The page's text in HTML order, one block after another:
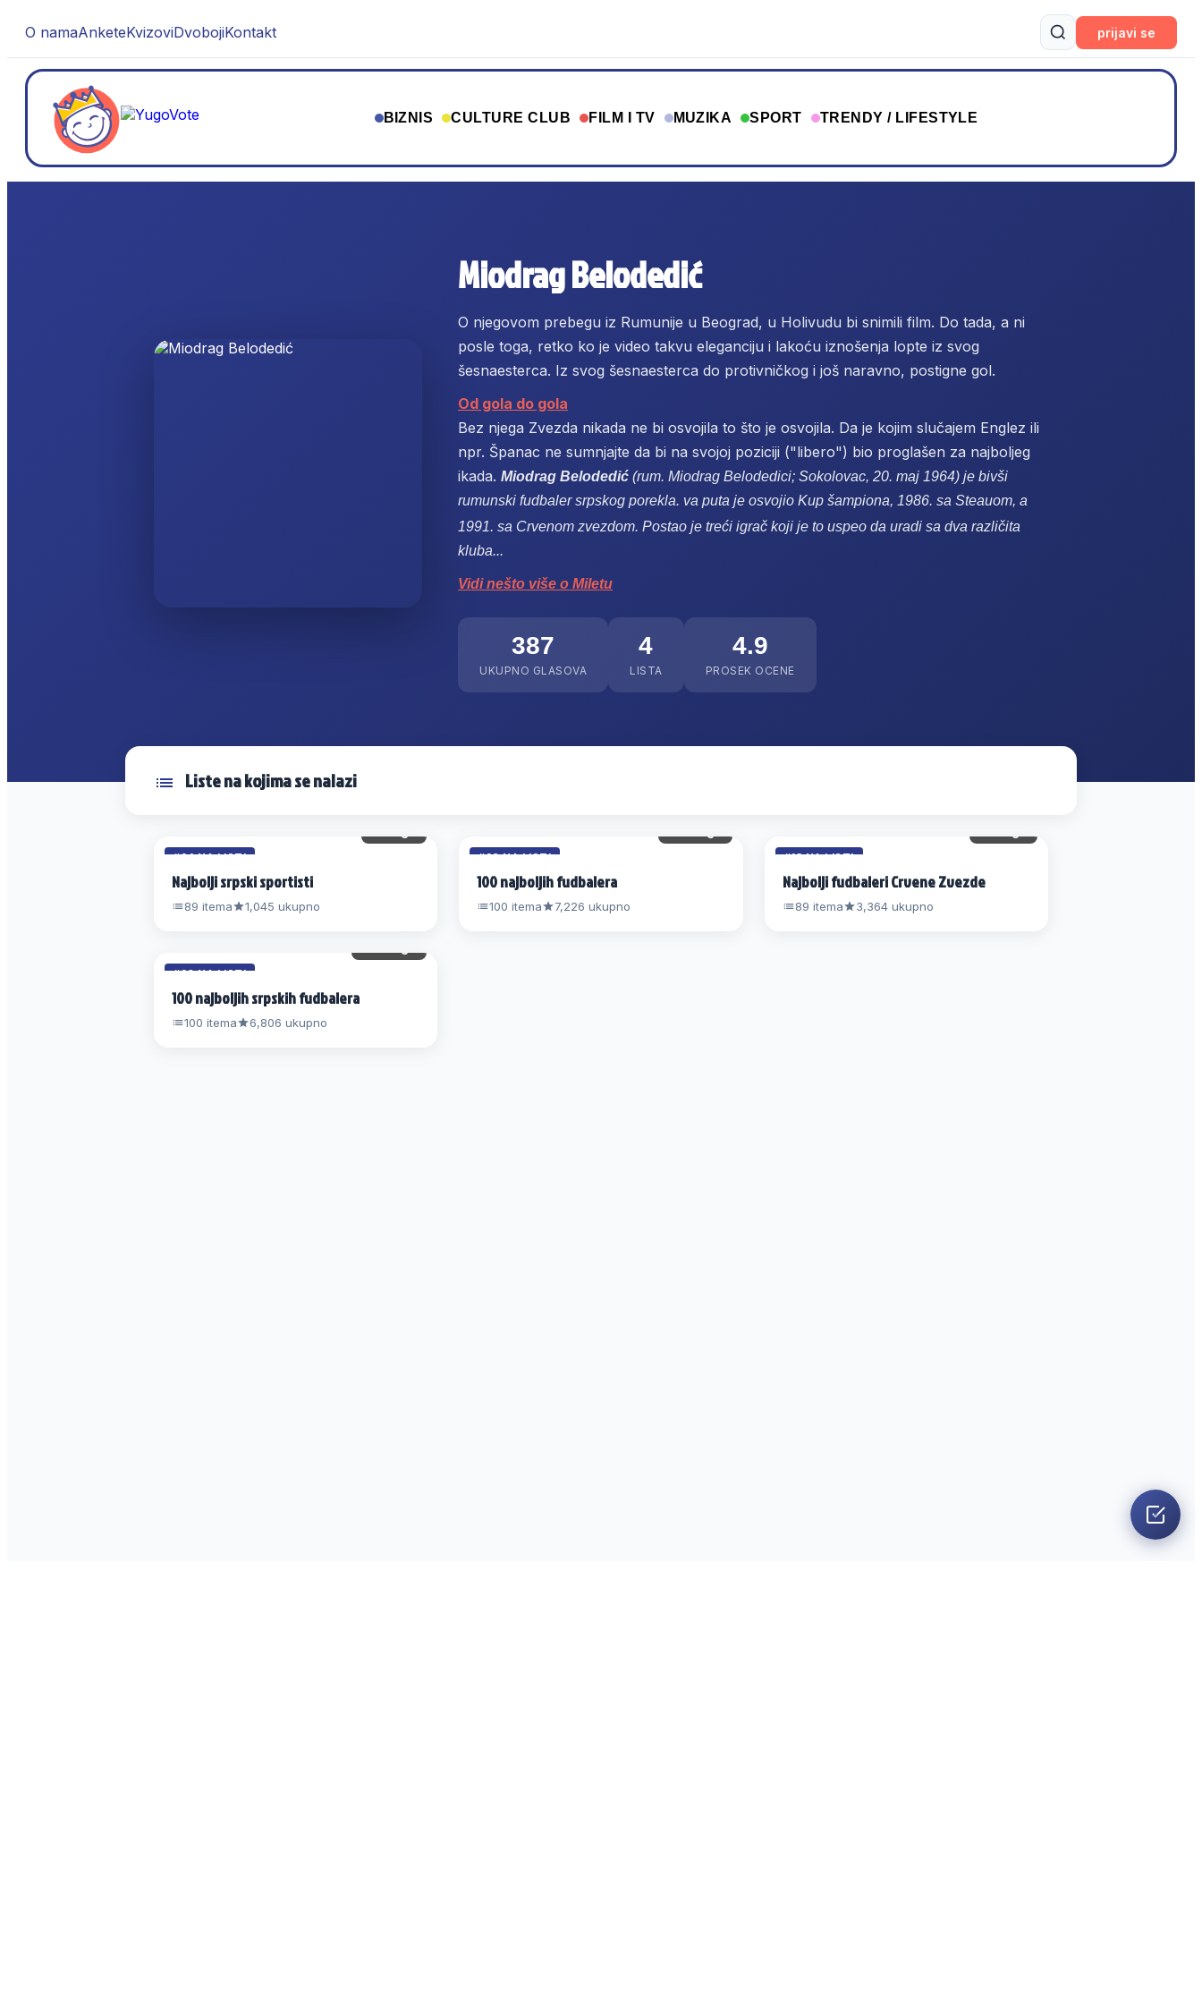
O namaAnketeKvizoviDvobojiKontakt prijavi se
BIZNIS CULTURE CLUB FILM I TV MUZIKA SPORT TRENDY / LIFESTYLE
Miodrag Belodedić
O njegovom prebegu iz Rumunije u Beograd, u Holivudu bi snimili film. Do tada, a ni
posle toga, retko ko je video takvu eleganciju i lakoću iznošenja lopte iz svog
šesnaesterca. Iz svog šesnaesterca do protivničkog i još naravno, postigne gol.
Od gola do gola
Bez njega Zvezda nikada ne bi osvojila to što je osvojila. Da je kojim slučajem Englez ili
npr. Španac ne sumnjajte da bi na svojoj poziciji ("libero") bio proglašen za najboljeg
ikada. Miodrag Belodedić (rum. Miodrag Belodedici; Sokolovac, 20. maj 1964) je bivši
rumunski fudbaler srpskog porekla. va puta je osvojio Kup šampiona, 1986. sa Steauom, a
1991. sa Crvenom zvezdom. Postao je treći igrač koji je to uspeo da uradi sa dva različita
kluba...
Vidi nešto više o Miletu
387
UKUPNO GLASOVA
4
LISTA
4.9
PROSEK OCENE
Liste na kojima se nalazi
#24 NA LISTI
Najbolji srpski sportisti
89 itema 1,045 ukupno
#28 NA LISTI
100 najboljih fudbalera
100 itema 7,226 ukupno
#13 NA LISTI
Najbolji fudbaleri Crvene Zvezde
89 itema 3,364 ukupno
#20 NA LISTI
100 najboljih srpskih fudbalera
100 itema 6,806 ukupno